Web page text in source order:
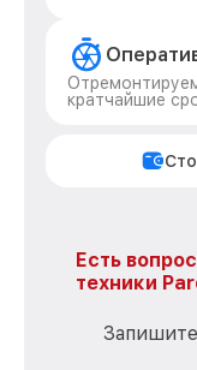
кратчайшие
Есть
техники